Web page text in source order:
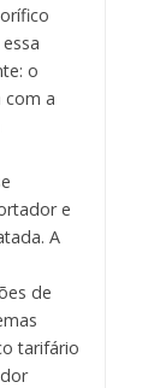
o
com a
e
A
de
tarifário